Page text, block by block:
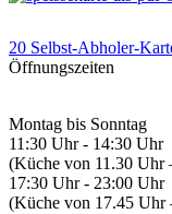
20 Selbst-Abholer-
Öffnungszeiten
Montag bis Sonntag
11:30 Uhr - 14:30 Uhr
(Küche von 11.30 Uhr
17:30 Uhr - 23:00 Uhr
(Küche von 17.45 Uhr